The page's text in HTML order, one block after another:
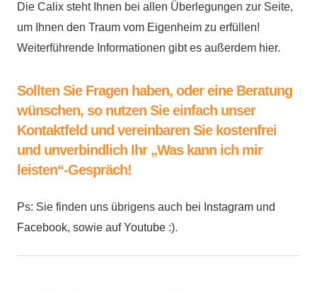
Die Calix steht Ihnen bei allen Überlegungen zur Seite,
um Ihnen den Traum vom Eigenheim zu erfüllen!
Weiterführende Informationen gibt es außerdem hier.
Sollten Sie Fragen haben, oder eine Beratung
wünschen, so nutzen Sie einfach unser
Kontaktfeld und vereinbaren Sie kostenfrei
und unverbindlich Ihr „Was kann ich mir
leisten“-Gespräch!
Ps: Sie finden uns übrigens auch bei Instagram und
Facebook, sowie aufYoutube :).